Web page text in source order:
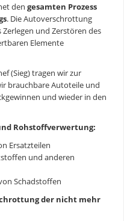
den gesamten Prozess
. Die Autoverschrottung
und Zerstören des
Elemente
(Sieg) tragen wir zur
brauchbare Autoteile und
und wieder in den
Rohstoffverwertung:
Ersatzteilen
und anderen
Schadstoffen
der nicht mehr